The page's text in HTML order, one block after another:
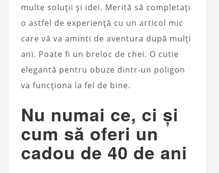
multe soluții și idei. Merită să completați
o astfel de experiență cu un articol mic
care vă va aminti de aventura după mulți
ani. Poate fi un breloc de chei. O cutie
elegantă pentru obuze dintr-un poligon
va funcționa la fel de bine.
Nu numai ce, ci și
cum să oferi un
cadou de 40 de ani